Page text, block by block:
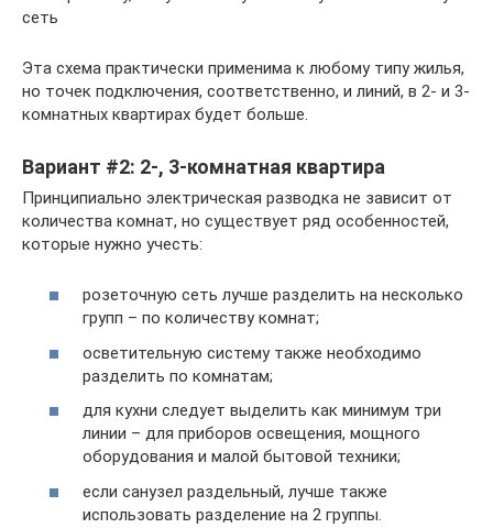
сеть
Эта схема практически применима к любому типу жилья,
но точек подключения, соответственно, и линий, в 2- и 3-
комнатных квартирах будет больше.
Вариант #2: 2-, 3-комнатная квартира
Принципиально электрическая разводка не зависит от
количества комнат, но существует ряд особенностей,
которые нужно учесть:
розеточную сеть лучше разделить на несколько
групп – по количеству комнат;
осветительную систему также необходимо
разделить по комнатам;
для кухни следует выделить как минимум три
линии – для приборов освещения, мощного
оборудования и малой бытовой техники;
если санузел раздельный, лучше также
использовать разделение на 2 группы.